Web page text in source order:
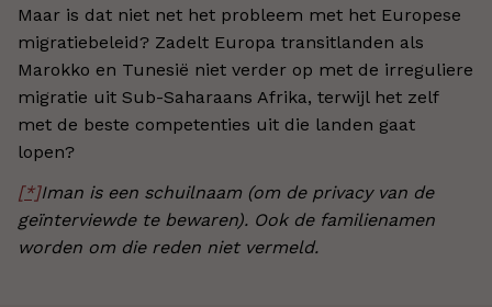
Maar is dat niet net het probleem met het Europese
migratiebeleid? Zadelt Europa transitlanden als
Marokko en Tunesië niet verder op met de irreguliere
migratie uit Sub-Saharaans Afrika, terwijl het zelf
met de beste competenties uit die landen gaat
lopen?
[*]Iman is een schuilnaam (om de privacy van de
geïnterviewde te bewaren). Ook de familienamen
worden om die reden niet vermeld.